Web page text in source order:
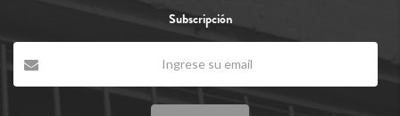
Subscripción